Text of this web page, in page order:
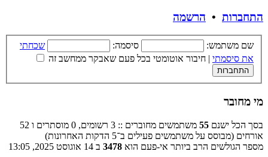
התחברות • הרשמה
שם משתמש: סיסמה:
שכחתי
את סיסמתי | חיבור אוטומטי בכל פעם שאבקר ממחשב זה
מי מחובר
בסך הכל ישנם 55
משתמשים מחוברים :: 3 רשומים, 0 מוסתרים ו 52
אורחים (מבוסס על משתמשים פעילים ב־5 הדקות האחרונות)
מספר הגולשים הרב ביותר אי-פעם הוא 3478 ב 14 אוגוסט 2025, 13:05